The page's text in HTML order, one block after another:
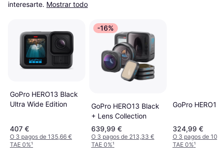
interesarte. Mostrar todo
GoPro HERO13 Black
Ultra Wide Edition
407 €
O 3 pagos de 135,66 €
TAE 0%¹
-16%
GoPro HERO13 Black
+ Lens Collection
639,99 €
O 3 pagos de 213,33 €
TAE 0%¹
GoPro
324,99 €
O 3 pagos de
TAE 0%¹